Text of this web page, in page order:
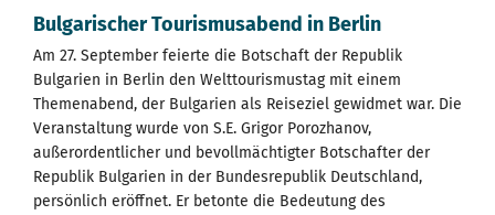
Bulgarischer Tourismusabend in Berlin
Am 27. September feierte die Botschaft der Republik
Bulgarien in Berlin den Welttourismustag mit einem
Themenabend, der Bulgarien als Reiseziel gewidmet war. Die
Veranstaltung wurde von S.E. Grigor Porozhanov,
außerordentlicher und bevollmächtigter Botschafter der
Republik Bulgarien in der Bundesrepublik Deutschland,
persönlich eröffnet. Er betonte die Bedeutung des